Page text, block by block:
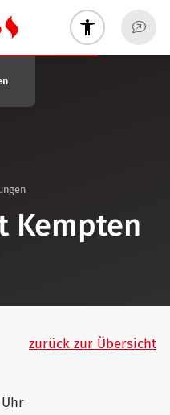
Kempten
zurück zur Übersicht
Uhr